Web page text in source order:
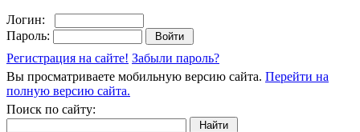
Логин:
Пароль:
Регистрация на сайте! Забыли пароль?
Вы просматриваете мобильную версию сайта. Перейти на
полную версию сайта.
Поиск по сайту: